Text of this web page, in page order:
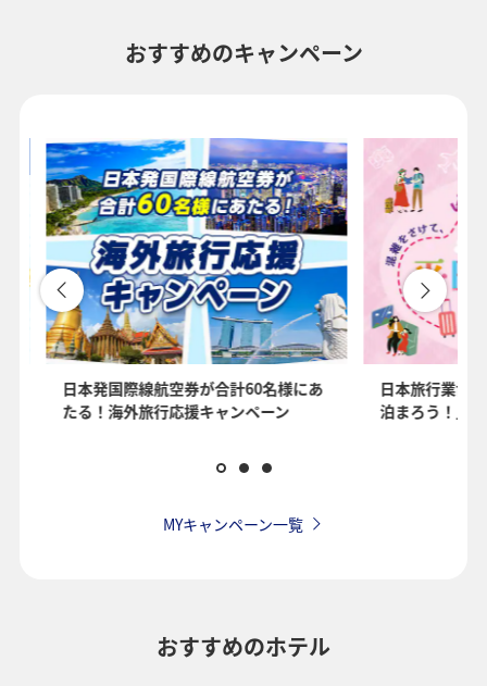
プロモーションコードについて
・表示金額は選択いただいた条件でのもっともおトクな運賃となりま
す。
・表示金額と空席状況は最新ではない場合があります。[検索する]ボタ
ンより最新の空席照会結果をご確認ください。
・「＊」は現在金額が確認できない都市・日付となります。空席照会
結果画面にて最新の情報をご確認ください。
・表示金額には、運賃、燃油特別付加運賃、航空保険特別料金、その
他の各種税金、料金などが含まれます。発券時に再計算するため、変
動する可能性があります。
おすすめのキャンペーン
日本発国際線航空券が合計60名様にあ
たる！海外旅行応援キャンペーン
日本旅行業協
泊まろう！」
MYキャンペーン一覧
おすすめのホテル